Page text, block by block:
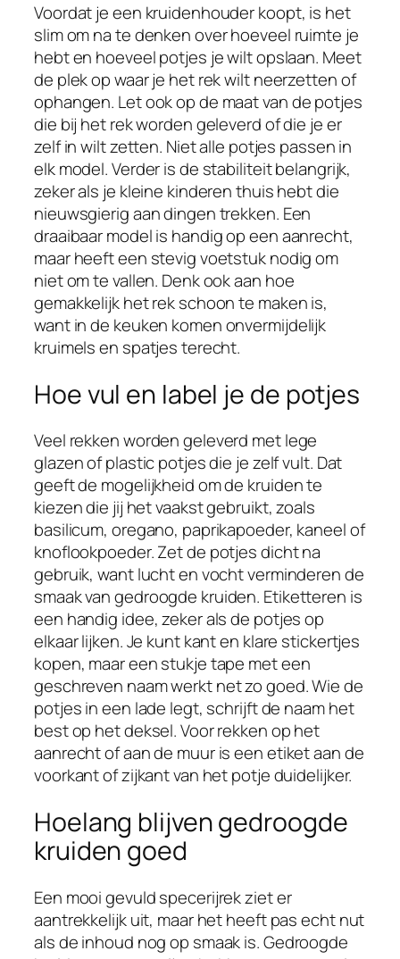
Voordat je een kruidenhouder koopt, is het
slim om na te denken over hoeveel ruimte je
hebt en hoeveel potjes je wilt opslaan. Meet
de plek op waar je het rek wilt neerzetten of
ophangen. Let ook op de maat van de potjes
die bij het rek worden geleverd of die je er
zelf in wilt zetten. Niet alle potjes passen in
elk model. Verder is de stabiliteit belangrijk,
zeker als je kleine kinderen thuis hebt die
nieuwsgierig aan dingen trekken. Een
draaibaar model is handig op een aanrecht,
maar heeft een stevig voetstuk nodig om
niet om te vallen. Denk ook aan hoe
gemakkelijk het rek schoon te maken is,
want in de keuken komen onvermijdelijk
kruimels en spatjes terecht.
Hoe vul en label je de potjes
Veel rekken worden geleverd met lege
glazen of plastic potjes die je zelf vult. Dat
geeft de mogelijkheid om de kruiden te
kiezen die jij het vaakst gebruikt, zoals
basilicum, oregano, paprikapoeder, kaneel of
knoflookpoeder. Zet de potjes dicht na
gebruik, want lucht en vocht verminderen de
smaak van gedroogde kruiden. Etiketteren is
een handig idee, zeker als de potjes op
elkaar lijken. Je kunt kant en klare stickertjes
kopen, maar een stukje tape met een
geschreven naam werkt net zo goed. Wie de
potjes in een lade legt, schrijft de naam het
best op het deksel. Voor rekken op het
aanrecht of aan de muur is een etiket aan de
voorkant of zijkant van het potje duidelijker.
Hoelang blijven gedroogde
kruiden goed
Een mooi gevuld specerijrek ziet er
aantrekkelijk uit, maar het heeft pas echt nut
als de inhoud nog op smaak is. Gedroogde